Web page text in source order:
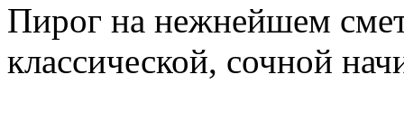
Пирог на нежнейшем
классической, сочной